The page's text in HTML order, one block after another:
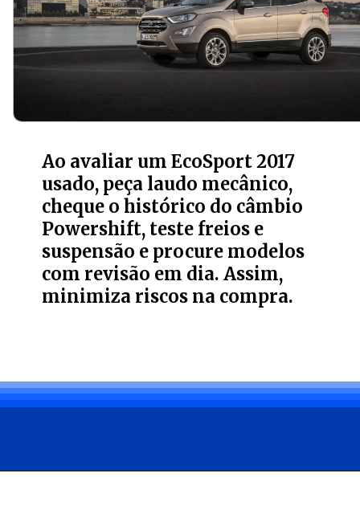
Ao avaliar um EcoSport 2017
usado, peça laudo mecânico,
cheque o histórico do câmbio
Powershift, teste freios e
suspensão e procure modelos
com revisão em dia. Assim,
minimiza riscos na compra.